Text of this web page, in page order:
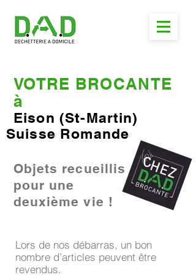
VOTRE BROCANTE
à
Eison (St-Martin)
Suisse Romande
Objets recueillis
pour une
deuxième vie !
Lors de nos débarras, un bon
nombre d’articles peuvent être
revendus.